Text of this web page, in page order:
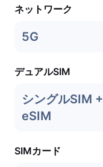
ネットワーク
5G
デュアルSIM
シングルSIM +
eSIM
SIMカード